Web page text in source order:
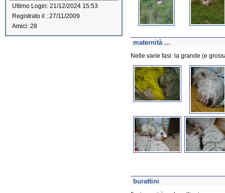
Ultimo Login: 21/12/2024 15:53
Registrato il : 27/11/2009
Amici: 28
maternità ...
Nelle varie fasi: la grande (e
burattini